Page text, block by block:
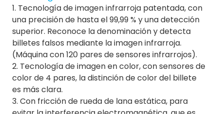
1. Tecnología de imagen infrarroja patentada, con
una precisión de hasta el 99,99 % y una detección
superior. Reconoce la denominación y detecta
billetes falsos mediante la imagen infrarroja.
(Máquina con 120 pares de sensores infrarrojos).
2. Tecnología de imagen en color, con sensores de
color de 4 pares, la distinción de color del billete
es más clara.
3. Con fricción de rueda de lana estática, para